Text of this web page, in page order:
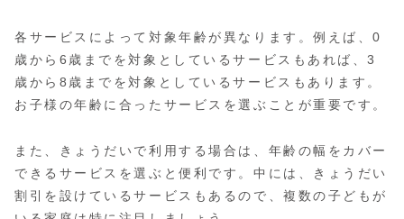
各サービスによって対象年齢が異なります。例えば、0
歳から6歳までを対象としているサービスもあれば、3
歳から8歳までを対象としているサービスもあります。
お子様の年齢に合ったサービスを選ぶことが重要です。
また、きょうだいで利用する場合は、年齢の幅をカバー
できるサービスを選ぶと便利です。中には、きょうだい
割引を設けているサービスもあるので、複数の子どもが